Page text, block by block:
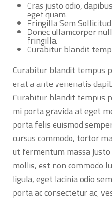
Cras justo odio,
eget quam.
Fringilla Sem
Donec ullamcorper
fringilla.
Curabitur blandit
Curabitur blandit tempus
erat a ante venenatis
Curabitur blandit tempus
mi porta gravida at eget
porta felis euismod
cursus commodo, tortor
ut fermentum massa
mollis, est non commodo
ligula, eget lacinia odio
porta ac consectetur ac,